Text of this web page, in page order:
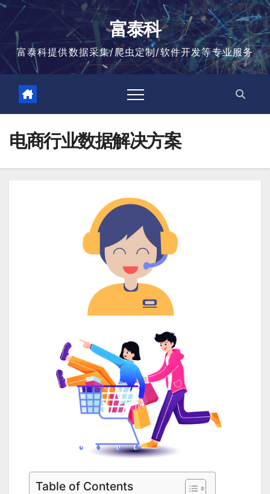
跳
富泰科
富泰科提供数据采集/爬虫定制/软件开发等专业服务
电商行业数据解决方案
Table of Contents